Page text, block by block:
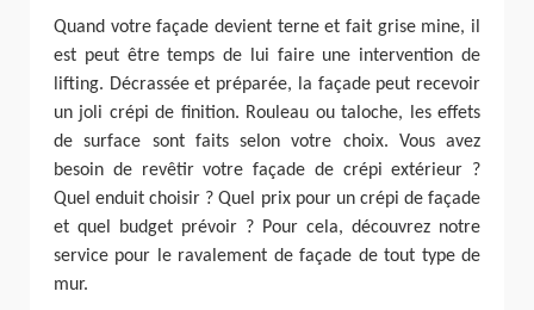
Quand votre façade devient terne et fait grise mine, il
est peut être temps de lui faire une intervention de
lifting. Décrassée et préparée, la façade peut recevoir
un joli crépi de finition. Rouleau ou taloche, les effets
de surface sont faits selon votre choix. Vous avez
besoin de revêtir votre façade de crépi extérieur ?
Quel enduit choisir ? Quel prix pour un crépi de façade
et quel budget prévoir ? Pour cela, découvrez notre
service pour le ravalement de façade de tout type de
mur.